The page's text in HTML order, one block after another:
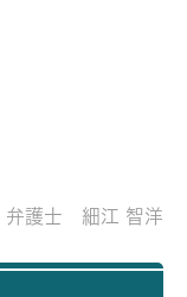
弁護士 細江 智洋